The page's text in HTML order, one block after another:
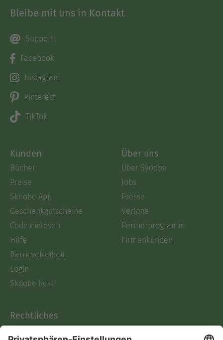
Bleibe mit uns in Kontakt
Support
Facebook
Instagram
Pinterest
TikTok
Kunden
Bücher
Preise
Skoobe App
Geschenkgutscheine
Code einlösen
Hilfe
Barrierefreiheit
Login
Skoobe liest
Über uns
Über Skoobe
Jobs
Presse
Verlage
Partnerprogramm
Firmenkunden
Rechtliches